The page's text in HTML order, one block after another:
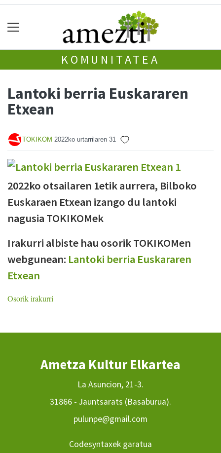
KOMUNITATEA
Lantoki berria Euskararen
Etxean
TOKIKOM 2022ko urtarrilaren 31
2022ko otsailaren 1etik aurrera, Bilboko
Euskaraen Etxean izango du lantoki
nagusia TOKIKOMek
Irakurri albiste hau osorik TOKIKOMen
webgunean: Lantoki berria Euskararen
Etxean
Osorik irakurri
Ametza Kultur Elkartea
La Asuncion, 21-3.
31866 - Jauntsarats (Basaburua).
pulunpe@gmail.com
Codesyntaxek garatua